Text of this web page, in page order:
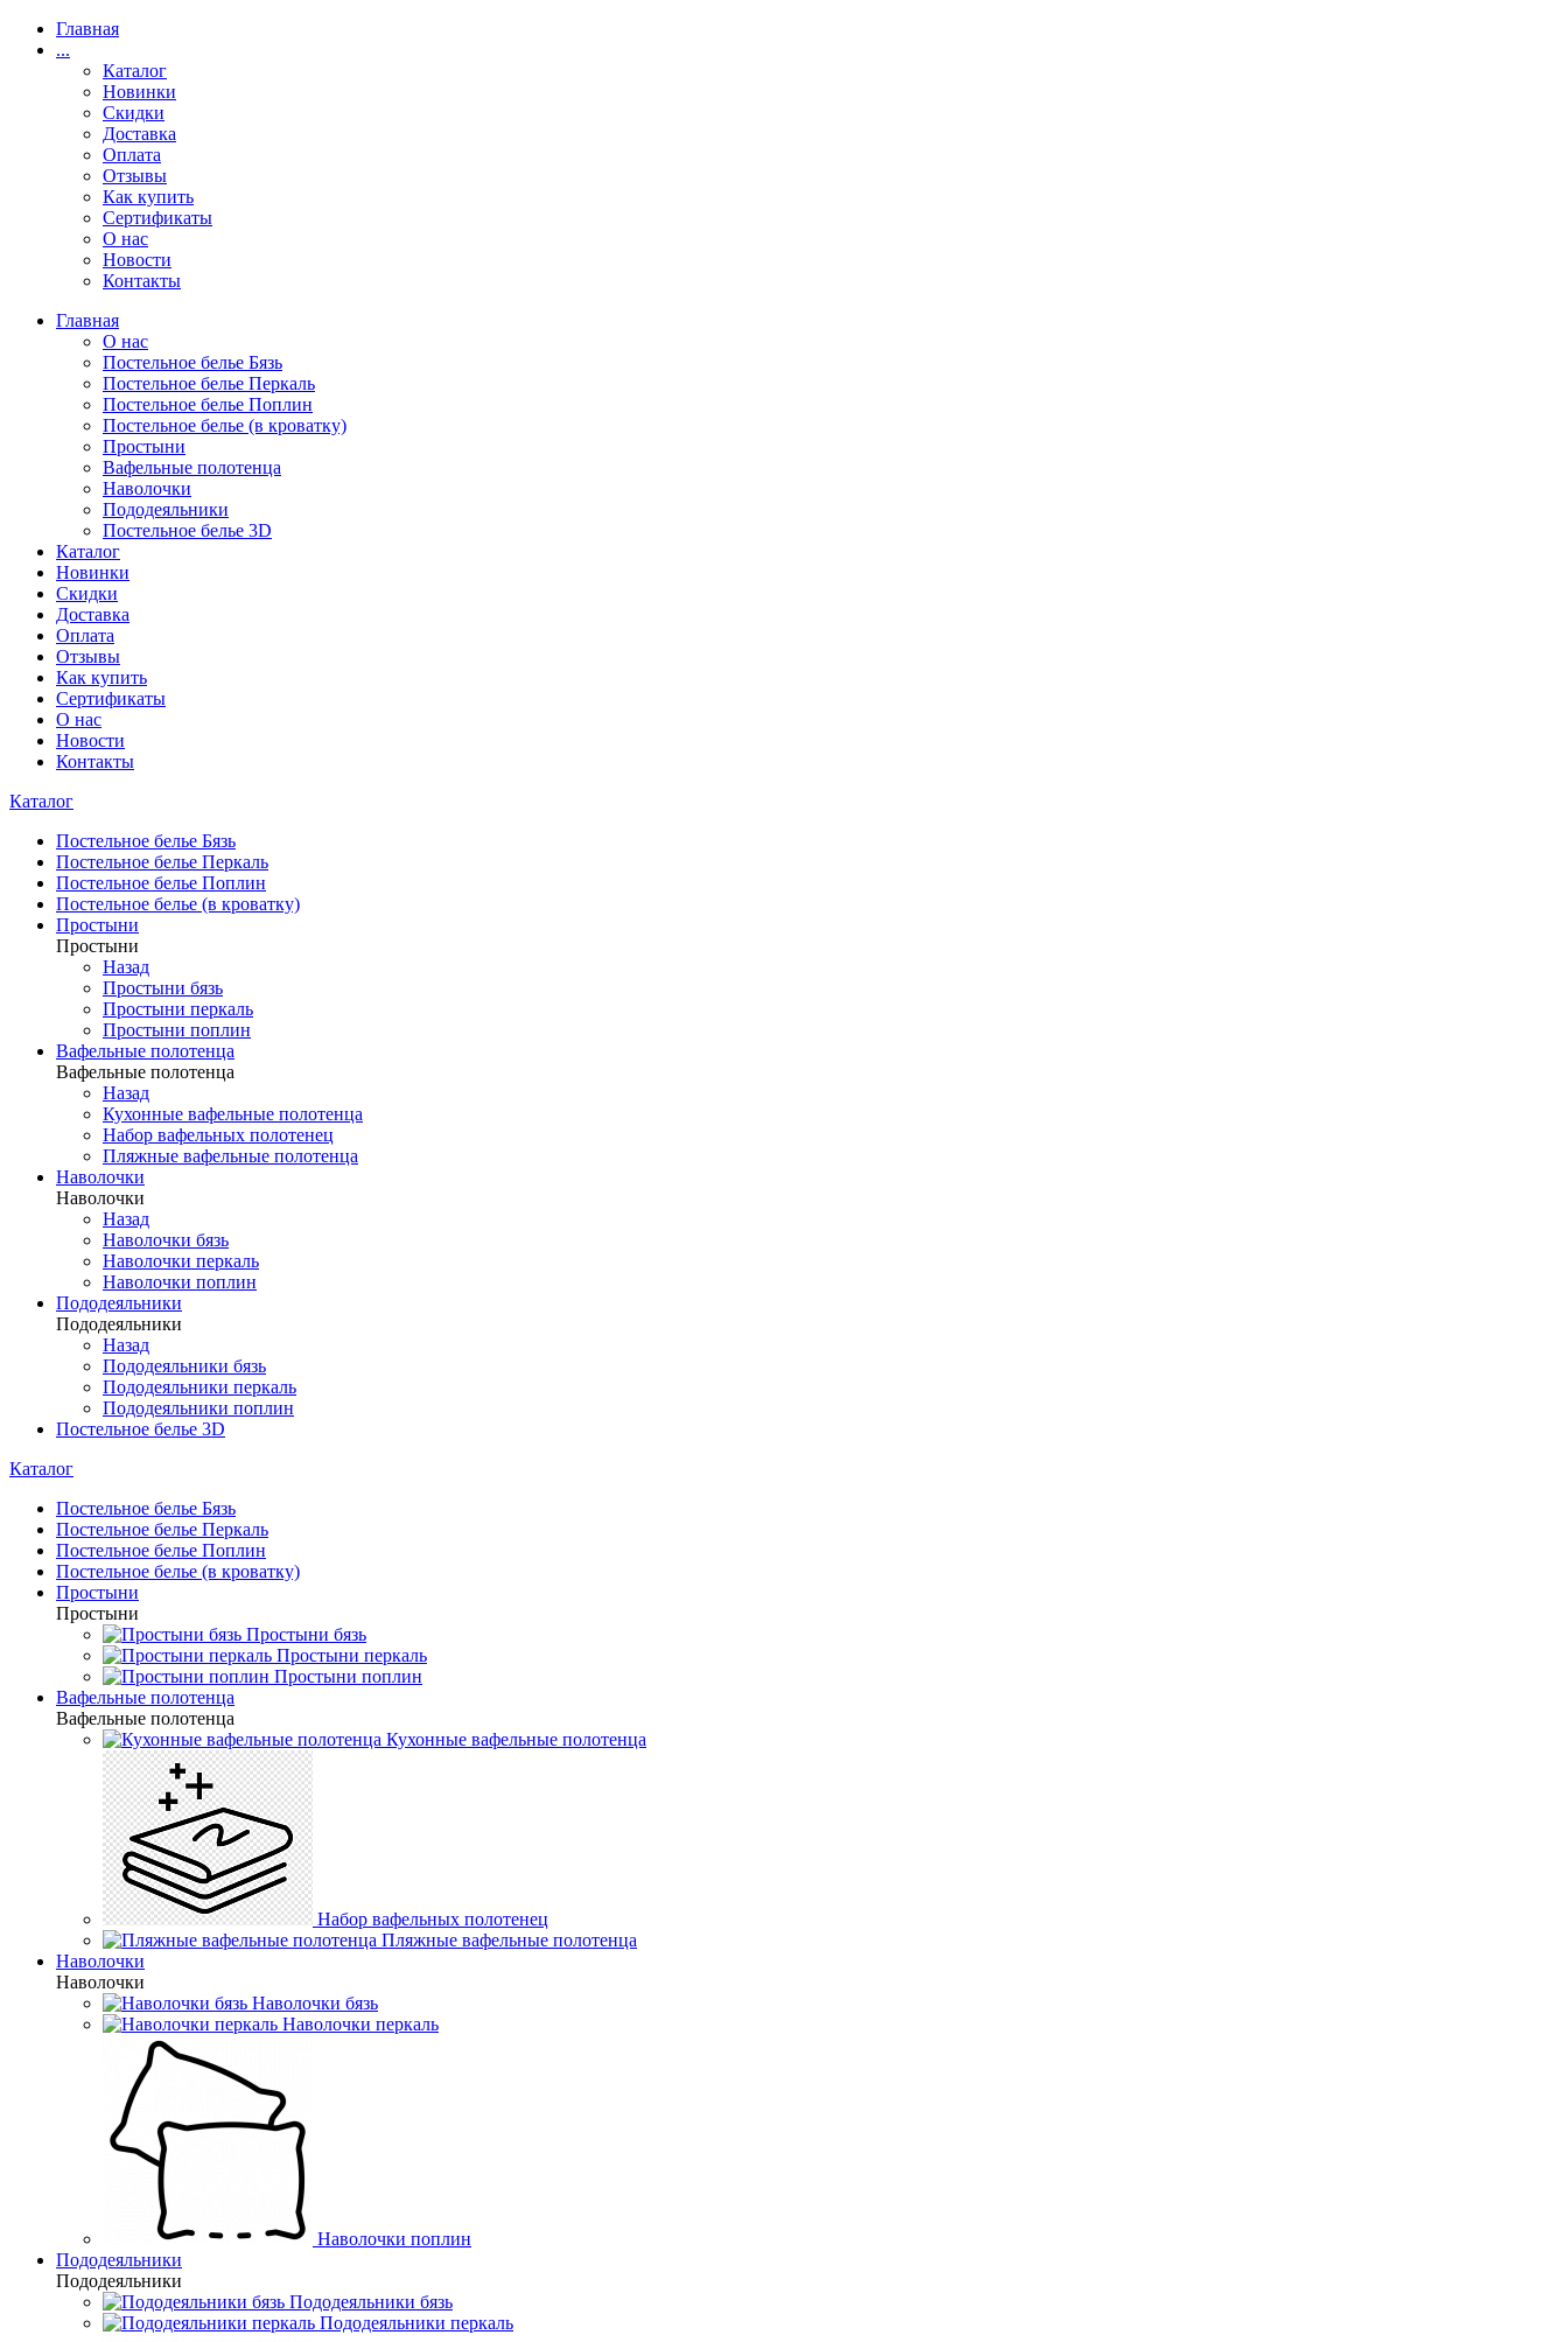
Главная
...
Каталог
Новинки
Скидки
Доставка
Оплата
Отзывы
Как купить
Сертификаты
О нас
Новости
Контакты
Главная
О нас
Постельное белье Бязь
Постельное белье Перкаль
Постельное белье Поплин
Постельное белье (в кроватку)
Простыни
Вафельные полотенца
Наволочки
Пододеяльники
Постельное белье 3D
Каталог
Новинки
Скидки
Доставка
Оплата
Отзывы
Как купить
Сертификаты
О нас
Новости
Контакты
Каталог
Постельное белье Бязь
Постельное белье Перкаль
Постельное белье Поплин
Постельное белье (в кроватку)
Простыни
Простыни
Назад
Простыни бязь
Простыни перкаль
Простыни поплин
Вафельные полотенца
Вафельные полотенца
Назад
Кухонные вафельные полотенца
Набор вафельных полотенец
Пляжные вафельные полотенца
Наволочки
Наволочки
Назад
Наволочки бязь
Наволочки перкаль
Наволочки поплин
Пододеяльники
Пододеяльники
Назад
Пододеяльники бязь
Пододеяльники перкаль
Пододеяльники поплин
Постельное белье 3D
Каталог
Постельное белье Бязь
Постельное белье Перкаль
Постельное белье Поплин
Постельное белье (в кроватку)
Простыни
Простыни
Простыни бязь
Простыни перкаль
Простыни поплин
Вафельные полотенца
Вафельные полотенца
Кухонные вафельные полотенца
Набор вафельных полотенец
Пляжные вафельные полотенца
Наволочки
Наволочки
Наволочки бязь
Наволочки перкаль
Наволочки поплин
Пододеяльники
Пододеяльники
Пододеяльники бязь
Пододеяльники перкаль